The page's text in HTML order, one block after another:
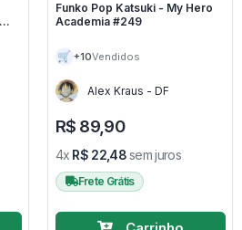
Funko Pop Katsuki - My Hero
Academia #249
🛒 +10Vendidos
Alex Kraus - DF
R$ 89,90
4x R$ 22,48sem juros
Frete Grátis